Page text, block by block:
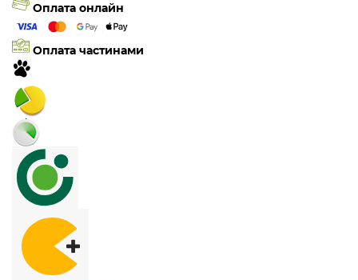
Оплата онлайн
Оплата частинами